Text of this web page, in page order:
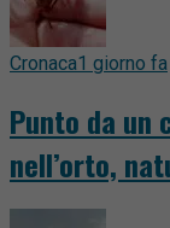
Cronaca1 giorno fa
Punto da un
nell’orto,